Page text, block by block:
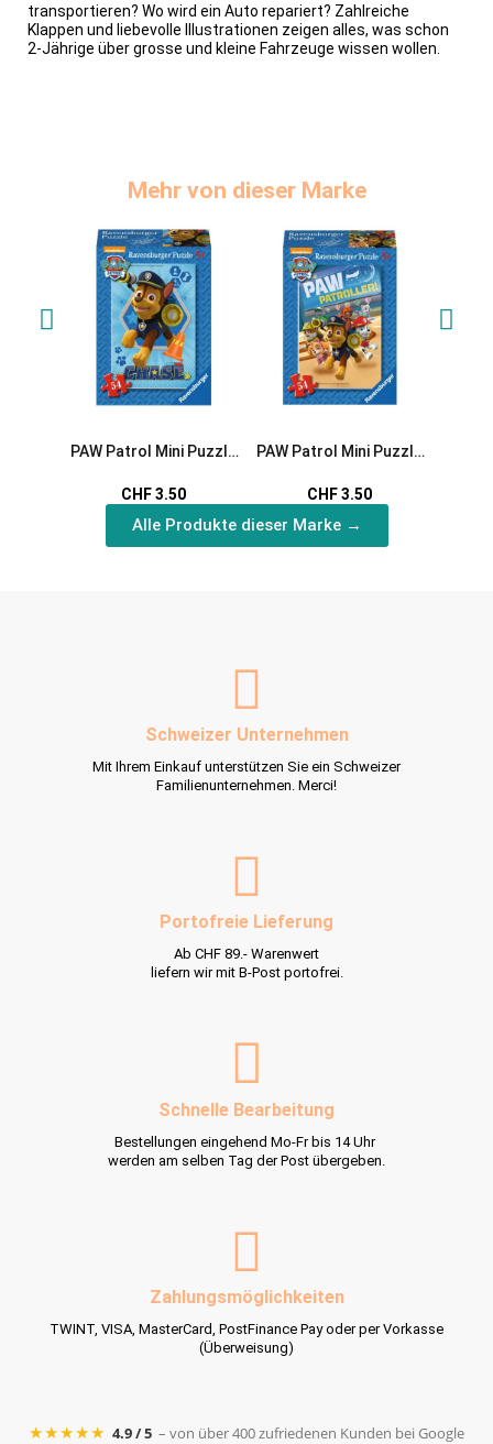
transportieren? Wo wird ein Auto repariert? Zahlreiche
Klappen und liebevolle Illustrationen zeigen alles, was schon
2-Jährige über grosse und kleine Fahrzeuge wissen wollen.
Mehr von dieser Marke
PAW Patrol Mini Puzzle
CHF 3.50
PAW Patrol Mini Puzzle
CHF 3.50
Alle Produkte dieser Marke →
Schweizer Unternehmen
Mit Ihrem Einkauf unterstützen Sie ein Schweizer
Familienunternehmen. Merci!
Portofreie Lieferung
Ab CHF 89.- Warenwert
liefern wir mit B-Post portofrei.
Schnelle Bearbeitung
Bestellungen eingehend Mo-Fr bis 14 Uhr
werden am selben Tag der Post übergeben.
Zahlungsmöglichkeiten
TWINT, VISA, MasterCard, PostFinance Pay oder per Vorkasse
(Überweisung)
★★★★★ 4.9 / 5 – von über 400 zufriedenen Kunden bei Google